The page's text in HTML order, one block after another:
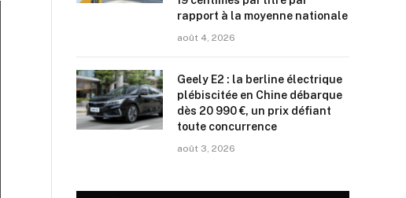
rapport à la moyenne nationale
août 4, 2026
Geely E2 : la berline électrique
plébiscitée en Chine débarque
dès 20 990 €, un prix défiant
toute concurrence
août 3, 2026